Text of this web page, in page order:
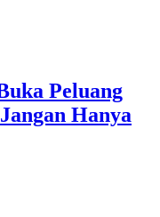
Peluang
Hanya